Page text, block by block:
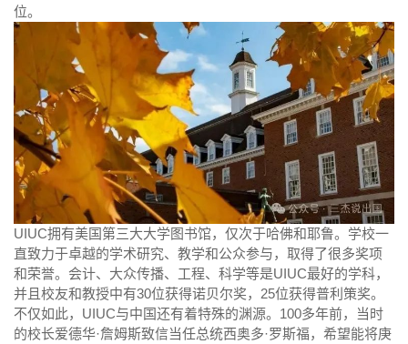
位。
UIUC拥有美国第三大大学图书馆，仅次于哈佛和耶鲁。学校一
直致力于卓越的学术研究、教学和公众参与，取得了很多奖项
和荣誉。会计、大众传播、工程、科学等是UIUC最好的学科，
并且校友和教授中有30位获得诺贝尔奖，25位获得普利策奖。
不仅如此，UIUC与中国还有着特殊的渊源。100多年前，当时
的校长爱德华·詹姆斯致信当任总统西奥多·罗斯福，希望能将庚